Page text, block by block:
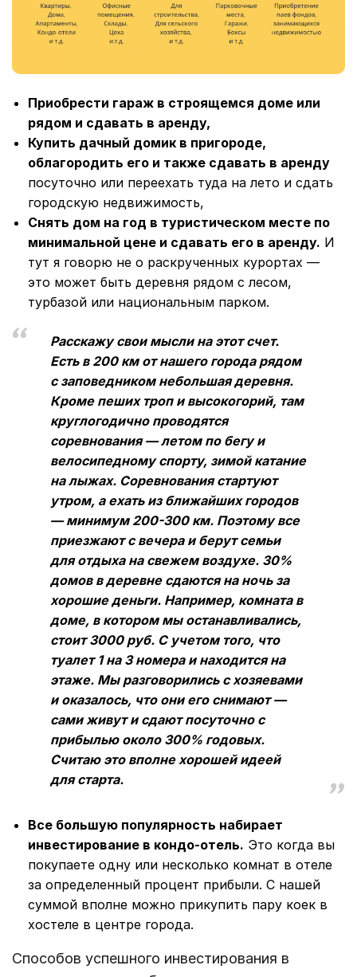
Приобрести гараж в строящемся доме или
рядом и сдавать в аренду,
Купить дачный домик в пригороде,
облагородить его и также сдавать в аренду
посуточно или переехать туда на лето и сдать
городскую недвижимость,
Снять дом на год в туристическом месте по
минимальной цене и сдавать его в аренду. И
тут я говорю не о раскрученных курортах —
это может быть деревня рядом с лесом,
турбазой или национальным парком.
Расскажу свои мысли на этот счет.
Есть в 200 км от нашего города рядом
с заповедником небольшая деревня.
Кроме пеших троп и высокогорий, там
круглогодично проводятся
соревнования — летом по бегу и
велосипедному спорту, зимой катание
на лыжах. Соревнования стартуют
утром, а ехать из ближайших городов
— минимум 200-300 км. Поэтому все
приезжают с вечера и берут семьи
для отдыха на свежем воздухе. 30%
домов в деревне сдаются на ночь за
хорошие деньги. Например, комната в
доме, в котором мы останавливались,
стоит 3000 руб. С учетом того, что
туалет 1 на 3 номера и находится на
этаже. Мы разговорились с хозяевами
и оказалось, что они его снимают —
сами живут и сдают посуточно с
прибылью около 300% годовых.
Считаю это вполне хорошей идеей
для старта.
Все большую популярность набирает
инвестирование в кондо-отель. Это когда вы
покупаете одну или несколько комнат в отеле
за определенный процент прибыли. С нашей
суммой вполне можно прикупить пару коек в
хостеле в центре города.
Способов успешного инвестирования в